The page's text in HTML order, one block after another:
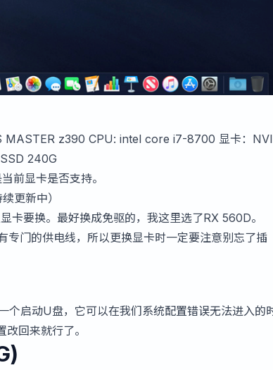
MASTER z390 CPU: intel core i7-8700 显卡：
240G
前显卡是否支持。
更新中）
卡要换。最好换成免驱的，我这里选了RX 560D。
门的供电线，所以更换显卡时一定要注意别忘了插
个启动U盘，它可以在我们系统配置错误无法进入的
回来就行了。